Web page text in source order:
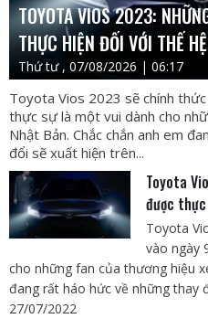
TOYOTA VIOS 2023:
THỰC HIỆN ĐỐI VỚI THẾ
Thứ tư , 07/08/2026 | 06:17
Toyota Vios 2023 sẽ chính
thực sự là một vui dành cho
Nhật Bản. Chắc chắn anh em
đổi sẽ xuất hiện trên...
Toyota
được
Toyota
vào ngày
cho những fan của thương hiệu
đang rất háo hức về những thay
27/07/2022